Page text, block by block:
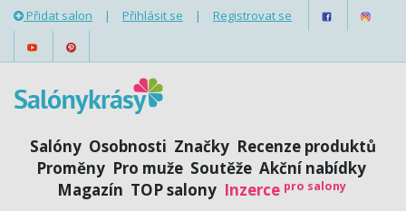
Přidat salon | Přihlásit se | Registrovat se
Salóny Osobnosti Značky Recenze produktů
Proměny Pro muže Soutěže Akční nabídky
Magazín TOP salony Inzerce pro salony